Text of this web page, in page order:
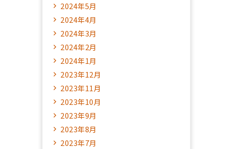
2024年5月
2024年4月
2024年3月
2024年2月
2024年1月
2023年12月
2023年11月
2023年10月
2023年9月
2023年8月
2023年7月